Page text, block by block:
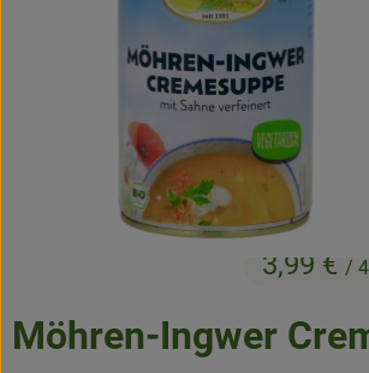
Angebote & Neues
Naturwaren
Vorratskammer
Jobkiste
Möhren-Ingwer
3,99 € /